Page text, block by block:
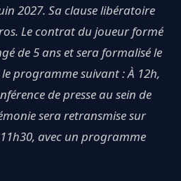
2027. Sa clause libératoire
Le contrat du joueur formé
de 5 ans et sera formalisé le
programme suivant : À 12h,
de presse au sein de
sera retransmise sur
avec un programme